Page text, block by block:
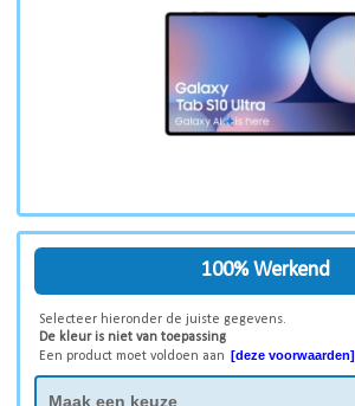
100% Werkend
Selecteer hieronder de juiste gegevens.
De kleur is niet van toepassing
Een product moet voldoen aan [deze voorwaarden]